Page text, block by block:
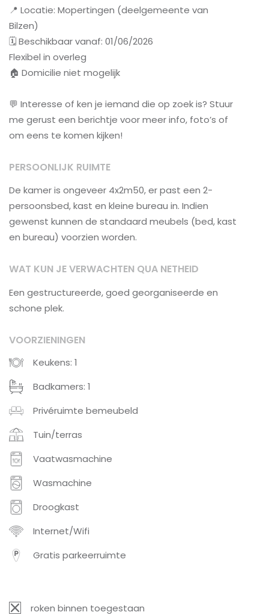
📍 Locatie: Mopertingen (deelgemeente van
Bilzen)
🗓️ Beschikbaar vanaf: 01/06/2026
Flexibel in overleg
🏠 Domicilie niet mogelijk
💬 Interesse of ken je iemand die op zoek is? Stuur
me gerust een berichtje voor meer info, foto’s of
om eens te komen kijken!
PERSOONLIJK RUIMTE
De kamer is ongeveer 4x2m50, er past een 2-
persoonsbed, kast en kleine bureau in. Indien
gewenst kunnen de standaard meubels (bed, kast
en bureau) voorzien worden.
WAT KUN JE VERWACHTEN QUA NETHEID
Een gestructureerde, goed georganiseerde en
schone plek.
VOORZIENINGEN
Keukens: 1
Badkamers: 1
Privéruimte bemeubeld
Tuin/terras
Vaatwasmachine
Wasmachine
Droogkast
Internet/Wifi
Gratis parkeerruimte
roken binnen toegestaan